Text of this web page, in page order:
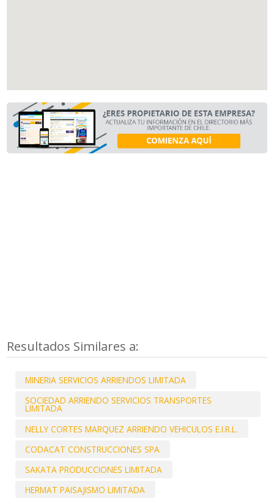
Resultados Similares a:
MINERIA SERVICIOS ARRIENDOS LIMITADA
SOCIEDAD ARRIENDO SERVICIOS TRANSPORTES
LIMITADA
NELLY CORTES MARQUEZ ARRIENDO VEHICULOS E.I.R.L.
CODACAT CONSTRUCCIONES SPA
SAKATA PRODUCCIONES LIMITADA
HERMAT PAISAJISMO LIMITADA